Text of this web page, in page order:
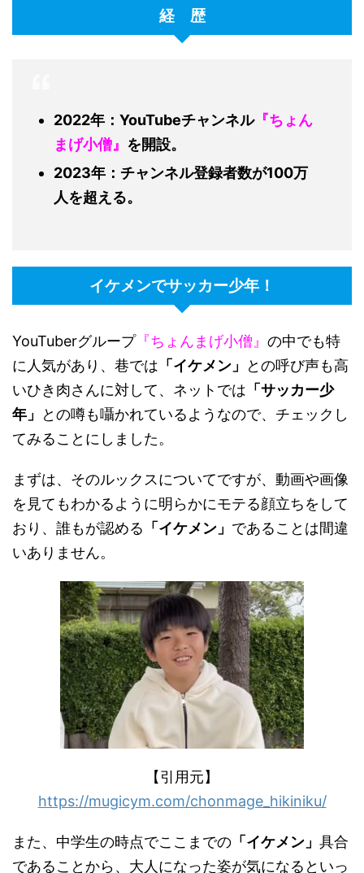
経 歴
2022年：YouTubeチャンネル『ちょん
まげ小僧』 を開設。
2023年：チャンネル登録者数が100万
人を超える。
イケメンでサッカー少年！
YouTuberグループ『ちょんまげ小僧』 の中でも特
に人気があり、巷では 「イケメン」
との呼び声も高
いひき肉さんに対して、ネットでは 「サッカー少
年」
との噂も囁かれているようなので、チェックし
てみることにしました。
まずは、そのルックスについてですが、動画や画像
を見てもわかるように明らかにモテる顔立ちをして
おり、誰もが認める 「イケメン」 であることは間違
いありません。
【引用元】
https://mugicym.com/chonmage_hikiniku/
また、中学生の時点でここまでの 「イケメン」 具合
であることから、大人になった姿が気になるといっ